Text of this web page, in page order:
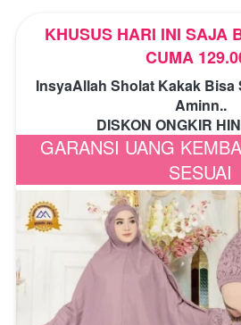
KHUSUS HARI INI SAJA
CUMA
InsyaAllah Sholat Kakak
Aminn..
DISKON ONGKIR
GARANSI UANG
SESUAI